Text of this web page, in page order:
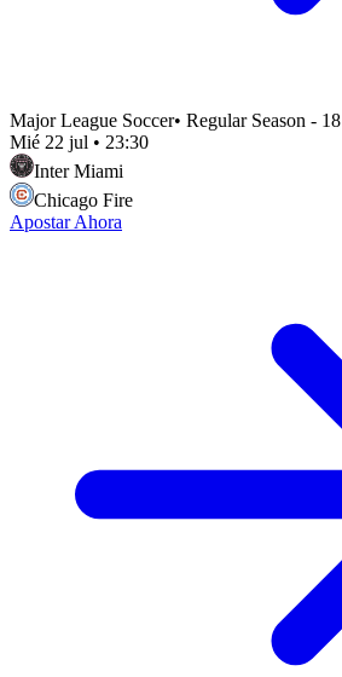
Major League Soccer• Regular Season - 18
Mié 22 jul • 23:30
Inter Miami
Chicago Fire
Apostar Ahora